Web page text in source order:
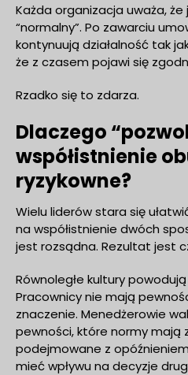
Każda organizacja uważa,
“normalny”. Po zawarciu
kontynuują działalność tak
że z czasem pojawi się
Rzadko się to zdarza.
Dlaczego
współistnienie
ryzykowne?
Wielu liderów stara się
na współistnienie dwóch
jest rozsądna. Rezultat jest
Równoległe kultury
Pracownicy nie mają
znaczenie. Menedżerowie
pewności, które normy mają
podejmowane z
mieć wpływu na decyzje